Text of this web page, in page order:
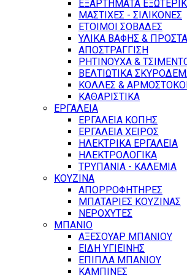
ΕΞΑΡΤΗΜΑΤΑ
ΜΑΣΤΙΧΕΣ - ΣΙΛΙΚΟΝΕΣ
ΕΤΟΙΜΟΙ ΣΟΒΑΔΕΣ
ΥΛΙΚΑ ΒΑΦΗΣ &
ΑΠΟΣΤΡΑΓΓΙΣΗ
ΡΗΤΙΝΟΥΧΑ &
ΒΕΛΤΙΩΤΙΚΑ
ΚΟΛΛΕΣ &
ΚΑΘΑΡΙΣΤΙΚΑ
ΕΡΓΑΛΕΙΑ
ΕΡΓΑΛΕΙΑ ΚΟΠΗΣ
ΕΡΓΑΛΕΙΑ ΧΕΙΡΟΣ
ΗΛΕΚΤΡΙΚΑ ΕΡΓΑΛΕΙΑ
ΗΛΕΚΤΡΟΛΟΓΙΚΑ
ΤΡΥΠΑΝΙΑ - ΚΑΛΕΜΙΑ
ΚΟΥΖΙΝΑ
ΑΠΟΡΡΟΦΗΤΗΡΕΣ
ΜΠΑΤΑΡΙΕΣ ΚΟΥΖΙΝΑΣ
ΝΕΡΟΧΥΤΕΣ
ΜΠΑΝΙΟ
ΑΞΕΣΟΥΑΡ ΜΠΑΝΙΟΥ
ΕΙΔΗ ΥΓΙΕΙΝΗΣ
ΕΠΙΠΛΑ ΜΠΑΝΙΟΥ
ΚΑΜΠΙΝΕΣ